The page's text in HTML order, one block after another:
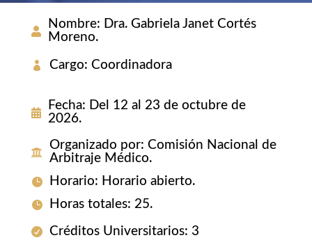
Nombre: Dra. Gabriela Janet Cortés
Moreno.
Cargo: Coordinadora
Fecha: Del 12 al 23 de octubre de
2026.
Organizado por: Comisión Nacional de
Arbitraje Médico.
Horario: Horario abierto.
Horas totales: 25.
Créditos Universitarios: 3